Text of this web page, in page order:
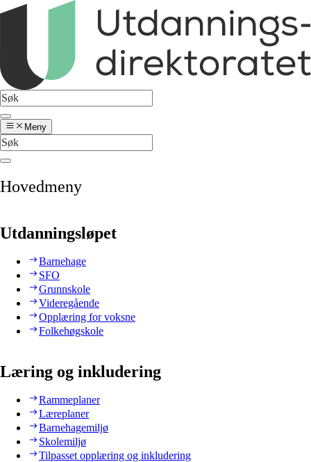
Meny
Hovedmeny
Utdanningsløpet
Barnehage
SFO
Grunnskole
Videregående
Opplæring for voksne
Folkehøgskole
Læring og inkludering
Rammeplaner
Læreplaner
Barnehagemiljø
Skolemiljø
Tilpasset opplæring og inkludering